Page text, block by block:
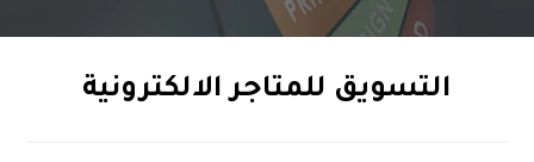
التسويق للمتاجر الالكترونية